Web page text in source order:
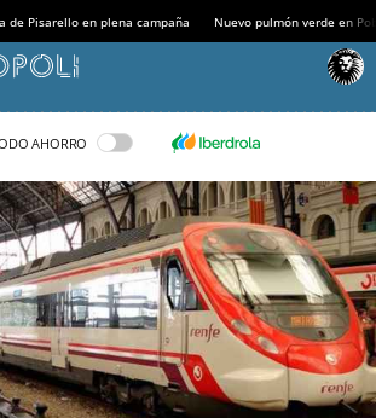
de Pisarello en plena campaña Nuevo pulmón verde en
AHORRO